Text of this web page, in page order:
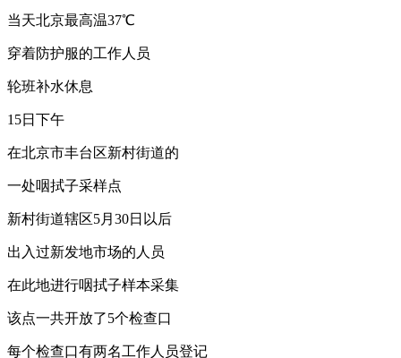
当天北京最高温37℃
穿着防护服的工作人员
轮班补水休息
15日下午
在北京市丰台区新村街道的
一处咽拭子采样点
新村街道辖区5月30日以后
出入过新发地市场的人员
在此地进行咽拭子样本采集
该点一共开放了5个检查口
每个检查口有两名工作人员登记